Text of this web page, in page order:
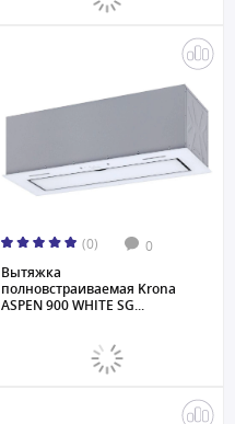
(0) 0
Вытяжка
полновстраиваемая Krona
ASPEN 900 WHITE SG...